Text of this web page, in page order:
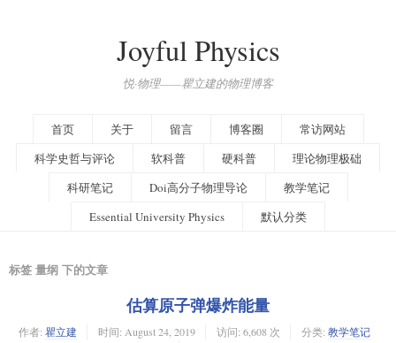
Joyful Physics
悦·物理——瞿立建的物理博客
首页 关于 留言 博客圈
常访网站
科学史哲与评论
软科普 硬科普
理论物理极础
科研笔记
Doi高分子物理导论
教学笔记
Essential University Physics
默认分类
标签 量纲 下的文章
估算原子弹爆炸能量
作者: 瞿立建 时间: August 24, 2019 访问: 6,608 次 分类: 教学笔记